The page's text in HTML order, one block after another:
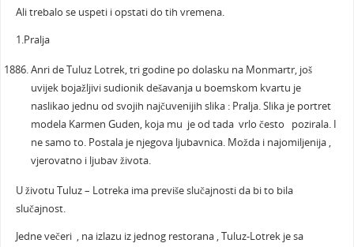
Ali trebalo se uspeti i opstati do tih vremena.
1.Pralja
Anri de Tuluz Lotrek, tri godine po dolasku na Monmartr, još
uvijek bojažljivi sudionik dešavanja u boemskom kvartu je
naslikao jednu od svojih najčuvenijih slika : Pralja. Slika je portret
modela Karmen Guden, koja mu je od tada vrlo često pozirala. I
ne samo to. Postala je njegova ljubavnica. Možda i najomiljenija ,
vjerovatno i ljubav života.
U životu Tuluz – Lotreka ima previše slučajnosti da bi to bila
slučajnost.
Jedne večeri , na izlazu iz jednog restorana , Tuluz-Lotrek je sa